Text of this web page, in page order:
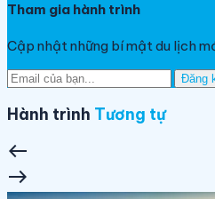
Tham gia hành trình
Cập nhật những bí mật du lịch
Hành trình Tương tự
west
east